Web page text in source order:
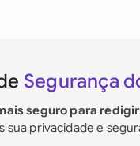
Segurança
seguro para redigir
sua privacidade e